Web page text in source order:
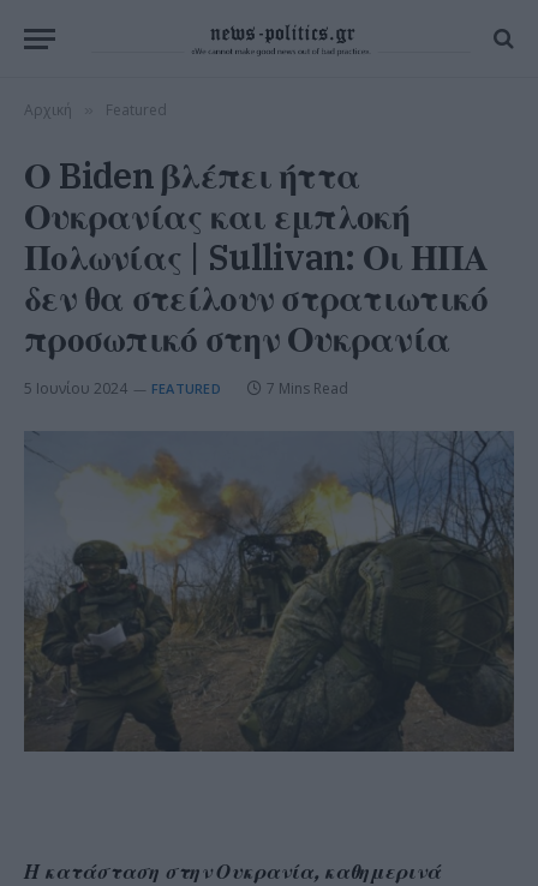
Αρχική Featured
Ο Biden βλέπει ήττα
Ουκρανίας και εμπλοκή
Πολωνίας | Sullivan: Οι ΗΠΑ
δεν θα στείλουν στρατιωτικό
προσωπικό στην Ουκρανία
5 Ιουνίου 2024 FEATURED 7 Mins Read
Η κατάσταση στην Ουκρανία, καθημερινά